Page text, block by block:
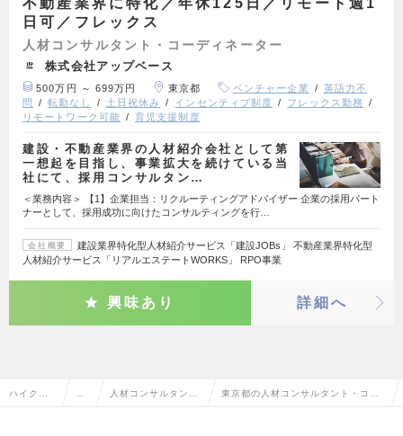
日可／フレックス
人材コンサルタント・コーディネーター
株式会社アップベース
500万円 ～ 699万円 東京都 ベンチャー企業
英語力不
問
転勤なし 土日祝休み インセンティブ制度
フレックス勤務
リモートワーク可能
育児支援制度
建設・不動産業界の人材紹介会社として第
一想起を目指し、事業拡大を続けている当
社にて、採用コンサルタン…
＜業務内容＞ 【1】企業担当：リクルーティングアドバイザー 企業の採用パート
ナーとして、採用成功に向けたコンサルティングを行…
会社概要
建設業界特化型人材紹介サービス「建設JOBs」 不動産業界特化型
人材紹介サービス「リアルエステートWORKS」 RPO事業
興味あり 詳細へ
ハイクラ 営 人材コンサルタン 東京都の人材コンサルタント・コー